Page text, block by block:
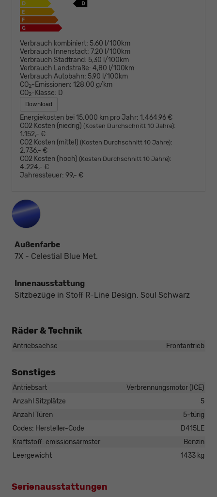
Verbrauch kombiniert: 5,60 l/100km
Verbrauch Innenstadt: 7,20 l/100km
Verbrauch Stadtrand: 5,30 l/100km
Verbrauch Landstraße: 4,80 l/100km
Verbrauch Autobahn: 5,90 l/100km
CO2-Emissionen: 128,00 g/km
CO2-Klasse: D
Download
Energiekosten bei 15.000 km pro Jahr: 1.464,96 €
CO2 Kosten (niedrig) (Kosten Durchschnitt 10 Jahre):
1.152,- €
CO2 Kosten (mittel) (Kosten Durchschnitt 10 Jahre):
2.736,- €
CO2 Kosten (hoch) (Kosten Durchschnitt 10 Jahre):
4.224,- €
Jahressteuer: 99,- €
Außenfarbe
7X - Celestial Blue Met.
Innenausstattung
Sitzbezüge in Stoff R-Line Design, Soul Schwarz
Räder & Technik
Antriebsachse Frontantrieb
Sonstiges
Antriebsart
Verbrennungsmotor (ICE)
Anzahl Sitzplätze
5
Anzahl Türen
5-türig
Codes: Hersteller-Code
D415LE
Kraftstoff: emissionsärmster
Benzin
Leergewicht
1433 kg
Serienausstattungen